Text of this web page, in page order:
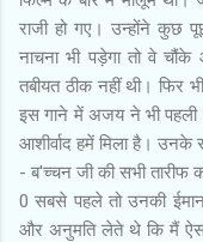
राजी हो गए। उन्होंने कुछ
नाचना भी पड़ेगा तो वे
तबीयत ठीक नहीं थी। फिर
इस गाने में अजय ने भी पहली
आशीर्वाद हमें मिला है।
- ब'च्चन जी की सभी
0 सबसे पहले तो उनकी
और अनुमति लेते थे कि मैं